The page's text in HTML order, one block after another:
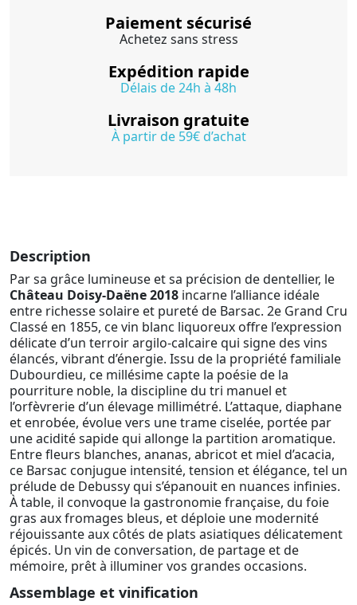
Paiement sécurisé
Achetez sans stress
Expédition rapide
Délais de 24h à 48h
Livraison gratuite
À partir de 59€ d’achat
Description
Par sa grâce lumineuse et sa précision de dentellier, le
Château Doisy-Daëne 2018 incarne l’alliance idéale
entre richesse solaire et pureté de Barsac. 2e Grand Cru
Classé en 1855, ce vin blanc liquoreux offre l’expression
délicate d’un terroir argilo-calcaire qui signe des vins
élancés, vibrant d’énergie. Issu de la propriété familiale
Dubourdieu, ce millésime capte la poésie de la
pourriture noble, la discipline du tri manuel et
l’orfèvrerie d’un élevage millimétré. L’attaque, diaphane
et enrobée, évolue vers une trame ciselée, portée par
une acidité sapide qui allonge la partition aromatique.
Entre fleurs blanches, ananas, abricot et miel d’acacia,
ce Barsac conjugue intensité, tension et élégance, tel un
prélude de Debussy qui s’épanouit en nuances infinies.
À table, il convoque la gastronomie française, du foie
gras aux fromages bleus, et déploie une modernité
réjouissante aux côtés de plats asiatiques délicatement
épicés. Un vin de conversation, de partage et de
mémoire, prêt à illuminer vos grandes occasions.
Assemblage et vinification